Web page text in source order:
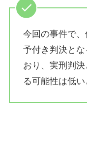
今回の事件で
予付き判決と
おり、実刑判
る可能性は低い